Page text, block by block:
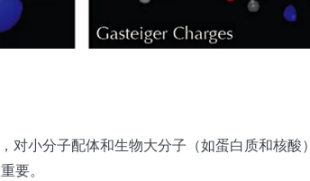
对小分子配体和生物大分子（如蛋白质和核酸
要。